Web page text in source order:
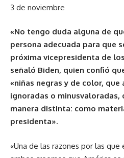
3 de noviembre
«No tengo duda alguna de
persona adecuada para que
próxima vicepresidenta de
señaló Biden, quien confió
«niñas negras y de color, que
ignoradas o minusvaloradas,
manera distinta: como
presidenta».
«Una de las razones por las